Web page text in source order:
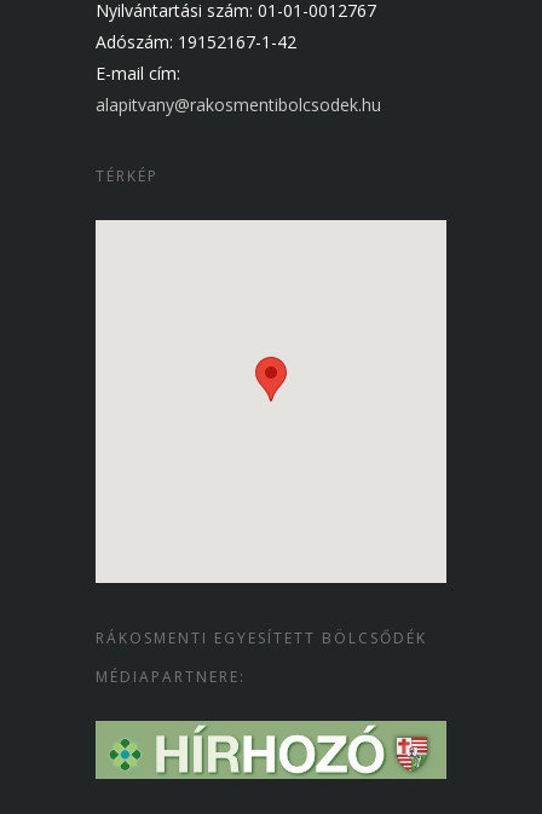
Nyilvántartási szám: 01-01-0012767
Adószám: 19152167-1-42
E-mail cím:
alapitvany@rakosmentibolcsodek.hu
TÉRKÉP
RÁKOSMENTI EGYESÍTETT BÖLCSŐDÉK
MÉDIAPARTNERE: